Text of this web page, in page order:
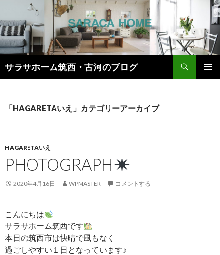
サラサホーム筑西・古河のブログ
索
ン
キ
ッ
プ
「HAGARETAいえ」カテゴリーアーカイブ
HAGARETAいえ
PHOTOGRAPH
2020年4月16日 WPMASTER コメントする
こんにちは
サラサホーム筑西です
本日の筑西市は快晴で風もなく
過ごしやすい１日となっています♪